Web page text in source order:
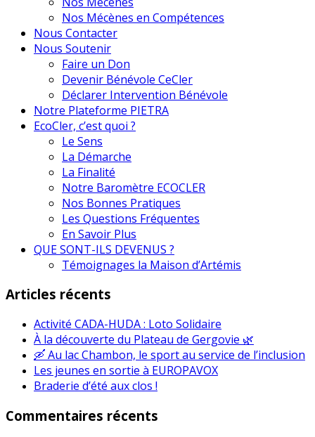
Nos Mécènes en Compétences
Nous Contacter
Nous Soutenir
Faire un Don
Devenir Bénévole CeCler
Déclarer Intervention Bénévole
Notre Plateforme PIETRA
EcoCler, c’est quoi ?
Le Sens
La Démarche
La Finalité
Notre Baromètre ECOCLER
Nos Bonnes Pratiques
Les Questions Fréquentes
En Savoir Plus
QUE SONT-ILS DEVENUS ?
Témoignages la Maison d’Artémis
Articles récents
Activité CADA-HUDA : Loto Solidaire
À la découverte du Plateau de Gergovie 🌿
🛶 Au lac Chambon, le sport au service de l’inclusion
Les jeunes en sortie à EUROPAVOX
Braderie d’été aux clos !
Commentaires récents